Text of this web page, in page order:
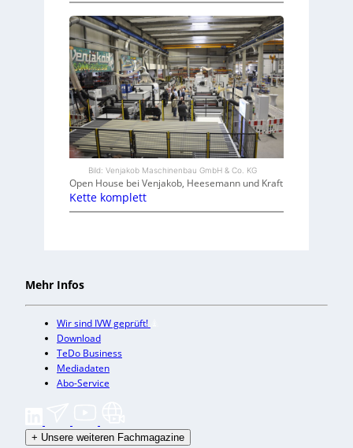
Bild: Venjakob Maschinenbau GmbH & Co. KG
Open House bei Venjakob, Heesemann und Kraft
Kette komplett
Mehr Infos
Wir sind IVW geprüft!
Download
TeDo Business
Mediadaten
Abo-Service
+ Unsere weiteren Fachmagazine